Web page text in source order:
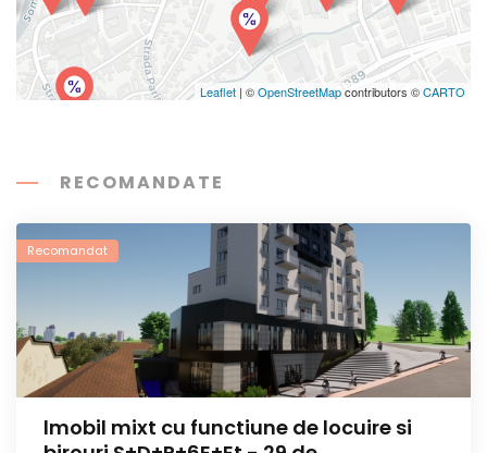
Leaflet | ©OpenStreetMapcontributors ©CARTO
RECOMANDATE
Recomandat
lmobil mixt cu functiune de locuire si